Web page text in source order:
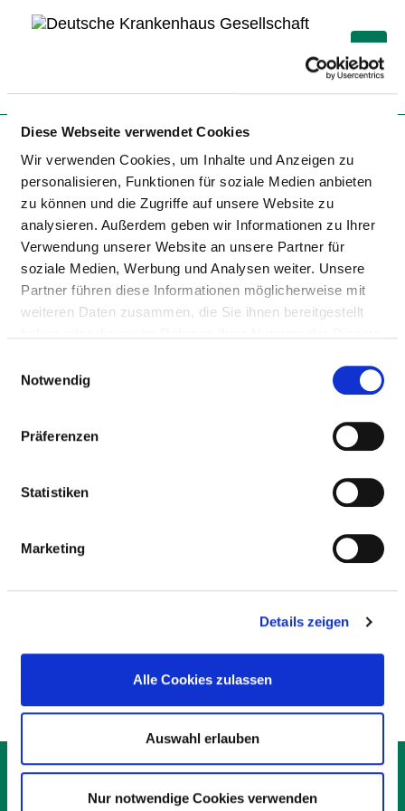
Diese Webseite verwendet Cookies
Wir verwenden Cookies, um Inhalte und Anzeigen zu
personalisieren, Funktionen für soziale Medien anbieten
zu können und die Zugriffe auf unsere Website zu
analysieren. Außerdem geben wir Informationen zu Ihrer
Verwendung unserer Website an unsere Partner für
soziale Medien, Werbung und Analysen weiter. Unsere
Partner führen diese Informationen möglicherweise mit
weiteren Daten zusammen, die Sie ihnen bereitgestellt
Notwendig
Präferenzen
Statistiken
Marketing
Details zeigen
Alle Cookies zulassen
Auswahl erlauben
Nur notwendige Cookies verwenden
Zur Krankenhaus-Startseite
NEURO SPINE CENTER GMBH
NOTFALLVERSORGUNG
KOOPERATION MIT DER
KONTAKT
IMPRESSUM